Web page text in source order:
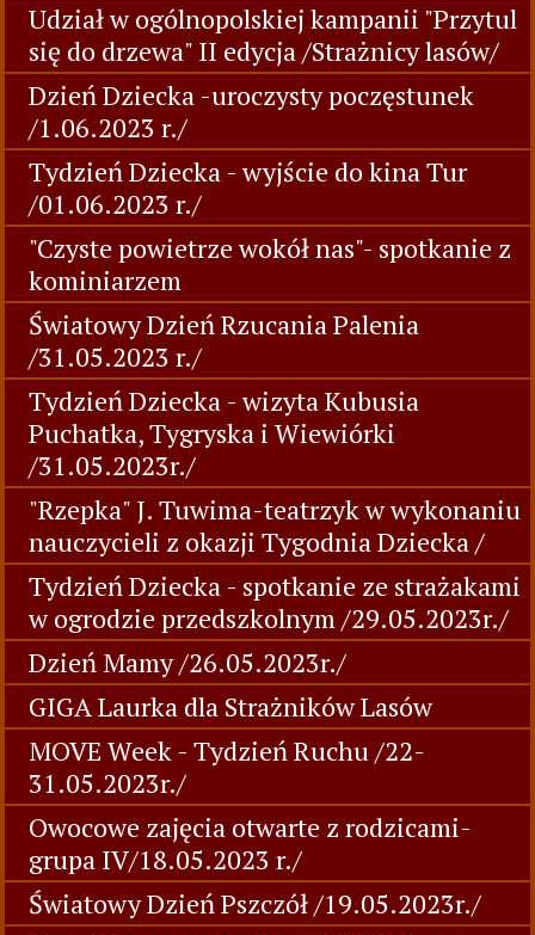
Udział w ogólnopolskiej kampanii "Przytul
się do drzewa" II edycja /Strażnicy lasów/
Dzień Dziecka -uroczysty poczęstunek
/1.06.2023 r./
Tydzień Dziecka - wyjście do kina Tur
/01.06.2023 r./
"Czyste powietrze wokół nas"- spotkanie z
kominiarzem
Światowy Dzień Rzucania Palenia
/31.05.2023 r./
Tydzień Dziecka - wizyta Kubusia
Puchatka, Tygryska i Wiewiórki
/31.05.2023r./
"Rzepka" J. Tuwima-teatrzyk w wykonaniu
nauczycieli z okazji Tygodnia Dziecka /
Tydzień Dziecka - spotkanie ze strażakami
w ogrodzie przedszkolnym /29.05.2023r./
Dzień Mamy /26.05.2023r./
GIGA Laurka dla Strażników Lasów
MOVE Week - Tydzień Ruchu /22-
31.05.2023r./
Owocowe zajęcia otwarte z rodzicami-
grupa IV/18.05.2023 r./
Światowy Dzień Pszczół /19.05.2023r./